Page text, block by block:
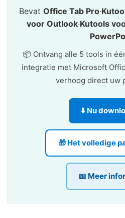
Bevat Office Tab Pro·
voor Outlook·Kutools
📦 Ontvang alle 5 tools in
integratie met Microsoft
verhoog direct uw
⬇️ Nu
🎁 Het volledige
📖 Meer